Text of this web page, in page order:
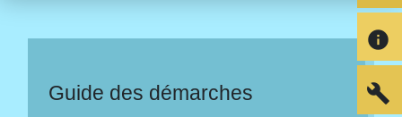
Guide des démarches
info
build